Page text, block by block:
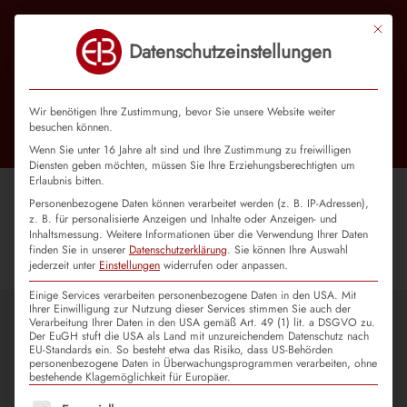
User Profile
[em_profile]
Nehmen Sie ganz einfach Kontakt mit uns auf.
Schreiben Sie über das Kontaktformular, rufen Sie an
oder schreiben Sie uns eine Mail.
Mit
Datenschutzeinstellungen
Wir benötigen Ihre Zustimmung, bevor Sie unsere Website weiter
besuchen können.
Wenn Sie unter 16 Jahre alt sind und Ihre Zustimmung zu freiwilligen
Diensten geben möchten, müssen Sie Ihre Erziehungsberechtigten um
Erlaubnis bitten.
Personenbezogene Daten können verarbeitet werden (z. B. IP-Adressen),
z. B. für personalisierte Anzeigen und Inhalte oder Anzeigen- und
Inhaltsmessung. Weitere Informationen über die Verwendung Ihrer Daten
finden Sie in unserer Datenschutzerklärung. Sie können Ihre Auswahl
jederzeit unter Einstellungen widerrufen oder anpassen.
Einige Services verarbeiten personenbezogene Daten in den USA. Mit
Ihrer Einwilligung zur Nutzung dieser Services stimmen Sie auch der
Verarbeitung Ihrer Daten in den USA gemäß Art. 49 (1) lit. a DSGVO zu.
Der EuGH stuft die USA als Land mit unzureichendem Datenschutz nach
EU-Standards ein. So besteht etwa das Risiko, dass US-Behörden
personenbezogene Daten in Überwachungsprogrammen verarbeiten, ohne
bestehende Klagemöglichkeit für Europäer.